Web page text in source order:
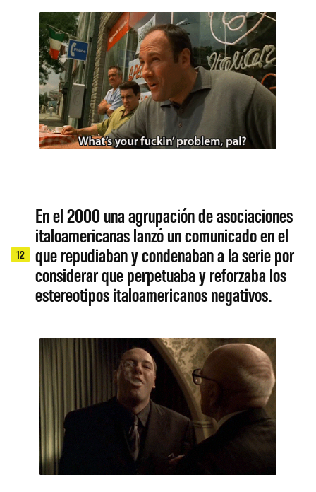
12
En el 2000 una agrupación de asociaciones
italoamericanas lanzó un comunicado en el
que repudiaban y condenaban a la serie por
considerar que perpetuaba y reforzaba los
estereotipos italoamericanos negativos.